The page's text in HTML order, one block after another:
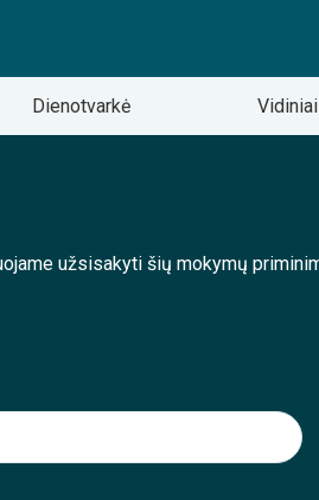
Dienotvarkė
užsisakyti šių mokymų